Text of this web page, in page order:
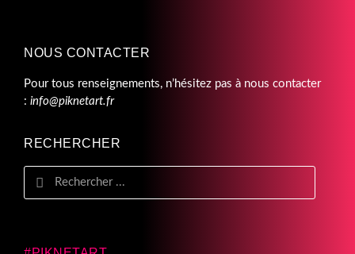
NOUS CONTACTER
Pour tous renseignements, n’hésitez pas à nous contacter
: info@piknetart.fr
RECHERCHER